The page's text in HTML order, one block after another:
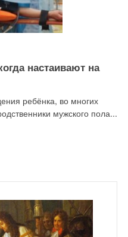
настаивают на
ребёнка, во многих
мужского пола...